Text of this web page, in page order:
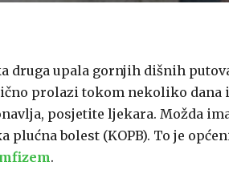
druga upala gornjih dišnih
prolazi tokom nekoliko dana
posjetite ljekara. Možda
bolest (KOPB). To je
.